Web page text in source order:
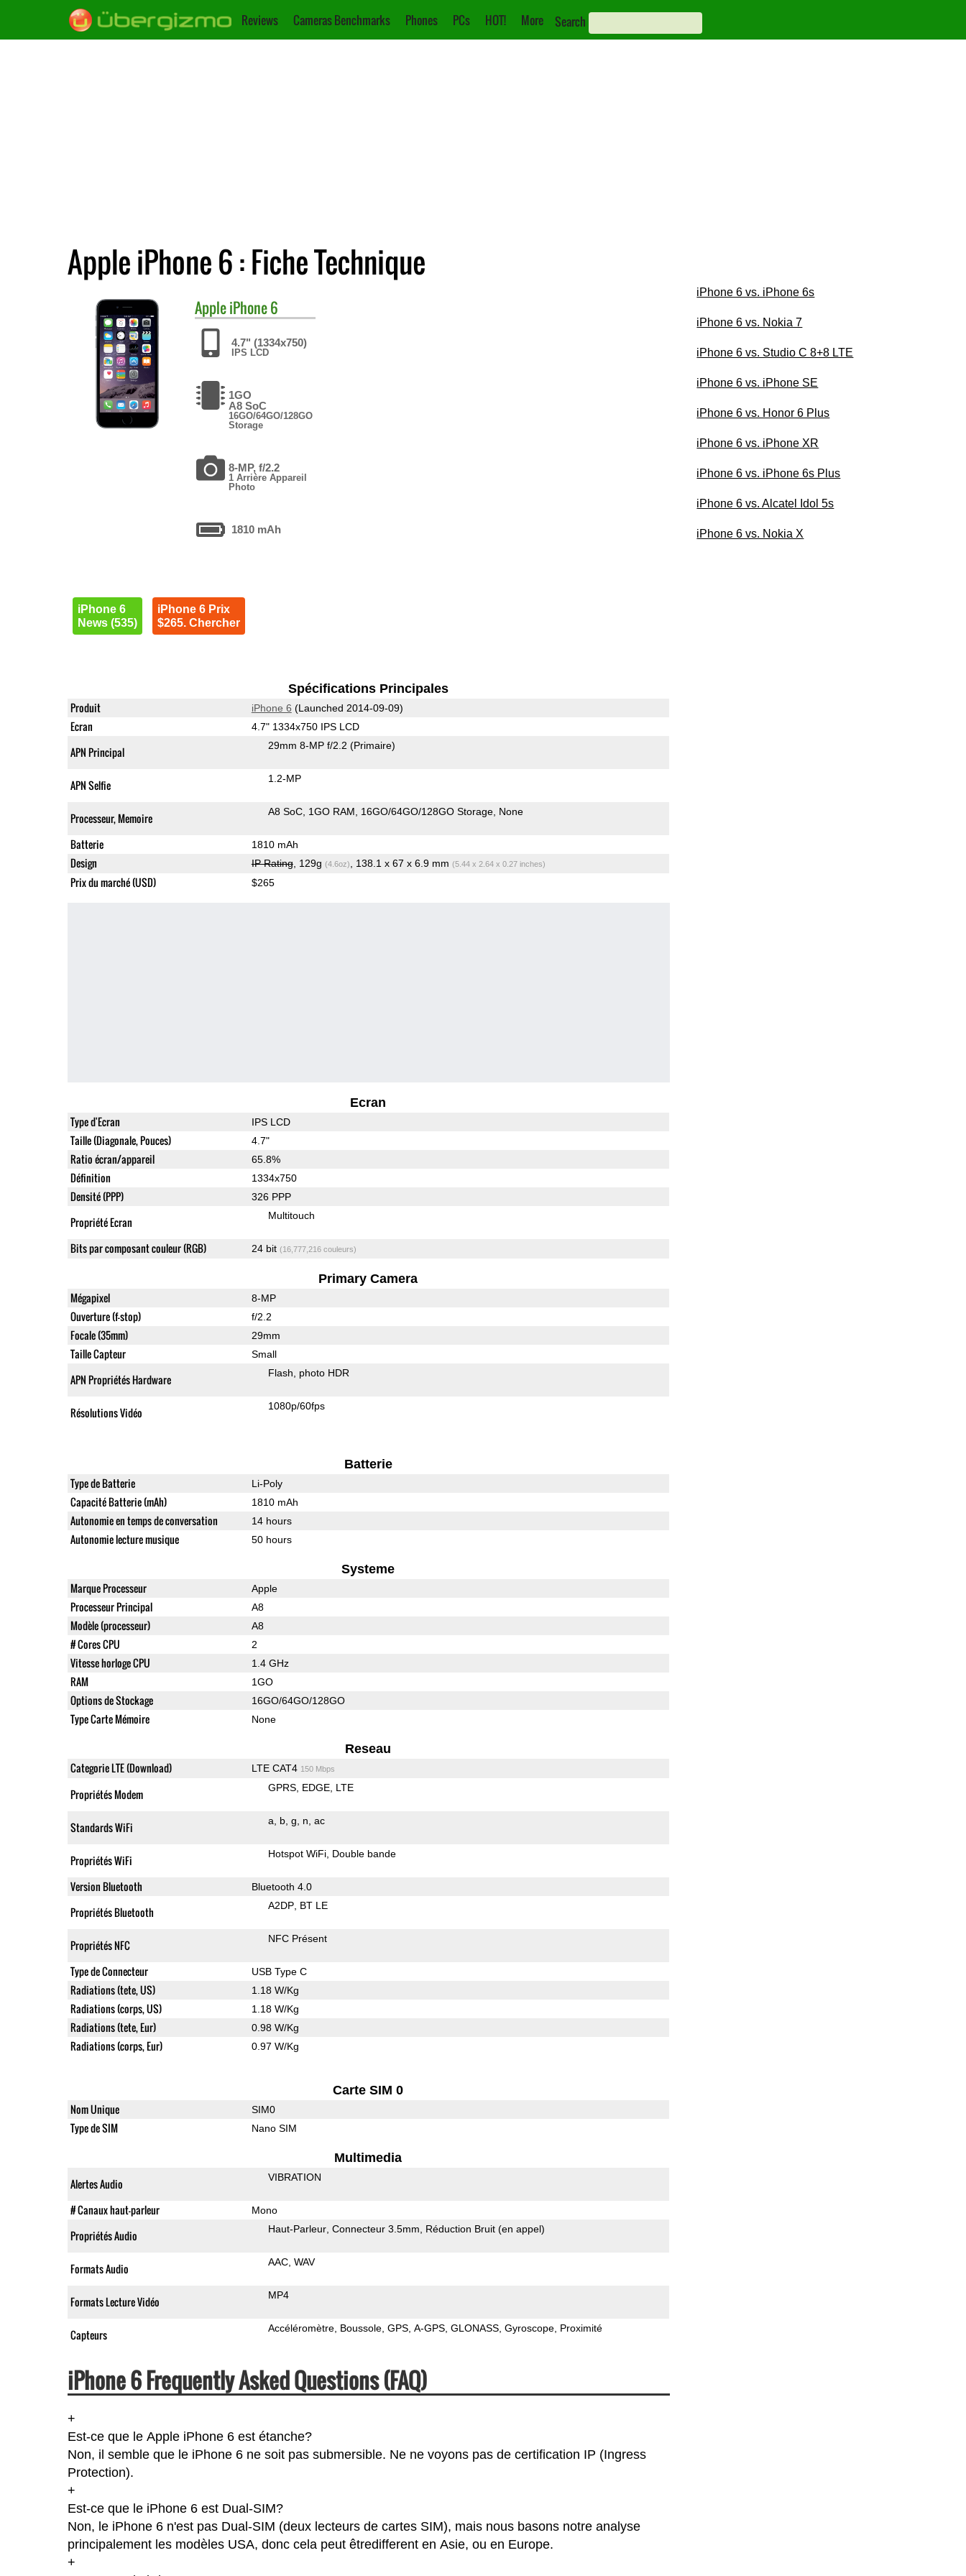
Reviews Cameras Benchmarks Phones PCs HOT! More Search
Apple iPhone 6 : Fiche Technique
AppleiPhone 6
4.7" (1334x750)
IPS LCD
1GO
A8 SoC
16GO/64GO/128GO
Storage
8-MP, f/2.2
1 Arrière Appareil
Photo
1810 mAh
iPhone 6
News (535)
iPhone 6 Prix
$265. Chercher
Spécifications Principales
Produit iPhone 6 (Launched 2014-09-09)
Ecran 4.7" 1334x750 IPS LCD
APN Principal 29mm 8-MP f/2.2 (Primaire)
APN Selfie 1.2-MP
Processeur, Memoire A8 SoC 1GO RAM 16GO/64GO/128GO Storage None
Batterie 1810 mAh
Design IP Rating, 129g (4.6oz) , 138.1 x 67 x 6.9 mm (5.44 x 2.64 x 0.27 inches)
Prix du marché (USD) $265
Ecran
Type d'Ecran IPS LCD
Taille (Diagonale, Pouces) 4.7"
Ratio écran/appareil 65.8%
Définition 1334x750
Densité (PPP) 326 PPP
Propriété Ecran Multitouch
Bits par composant couleur (RGB) 24 bit (16,777,216 couleurs)
Primary Camera
Mégapixel 8-MP
Ouverture (f-stop) f/2.2
Focale (35mm) 29mm
Taille Capteur Small
APN Propriétés Hardware Flash photo HDR
Résolutions Vidéo 1080p/60fps
Batterie
Type de Batterie Li-Poly
Capacité Batterie (mAh) 1810 mAh
Autonomie en temps de conversation 14 hours
Autonomie lecture musique 50 hours
Systeme
Marque Processeur Apple
Processeur Principal A8
Modèle (processeur) A8
# Cores CPU 2
Vitesse horloge CPU 1.4 GHz
RAM 1GO
Options de Stockage 16GO/64GO/128GO
Type Carte Mémoire None
Reseau
Categorie LTE (Download) LTE CAT4 150 Mbps
Propriétés Modem GPRS EDGE LTE
Standards WiFi a b g n ac
Propriétés WiFi Hotspot WiFi Double bande
Version Bluetooth Bluetooth 4.0
Propriétés Bluetooth A2DP BT LE
Propriétés NFC NFC Présent
Type de Connecteur USB Type C
Radiations (tete, US) 1.18 W/Kg
Radiations (corps, US) 1.18 W/Kg
Radiations (tete, Eur) 0.98 W/Kg
Radiations (corps, Eur) 0.97 W/Kg
Carte SIM 0
Nom Unique SIM0
Type de SIM Nano SIM
Multimedia
Alertes Audio VIBRATION
# Canaux haut-parleur Mono
Propriétés Audio Haut-Parleur Connecteur 3.5mm Réduction Bruit (en appel)
Formats Audio AAC WAV
Formats Lecture Vidéo MP4
Capteurs Accéléromètre Boussole GPS A-GPS GLONASS Gyroscope Proximité
iPhone 6 Frequently Asked Questions (FAQ)
+
Est-ce que le Apple iPhone 6 est étanche?
Non, il semble que le iPhone 6 ne soit pas submersible. Ne ne voyons pas de certification IP (Ingress
Protection).
+
Est-ce que le iPhone 6 est Dual-SIM?
Non, le iPhone 6 n'est pas Dual-SIM (deux lecteurs de cartes SIM), mais nous basons notre analyse
principalement les modèles USA, donc cela peut êtredifferent en Asie, ou en Europe.
+
iPhone 6 vs. iPhone 6s
iPhone 6 vs. Nokia 7
iPhone 6 vs. Studio C 8+8 LTE
iPhone 6 vs. iPhone SE
iPhone 6 vs. Honor 6 Plus
iPhone 6 vs. iPhone XR
iPhone 6 vs. iPhone 6s Plus
iPhone 6 vs. Alcatel Idol 5s
iPhone 6 vs. Nokia X